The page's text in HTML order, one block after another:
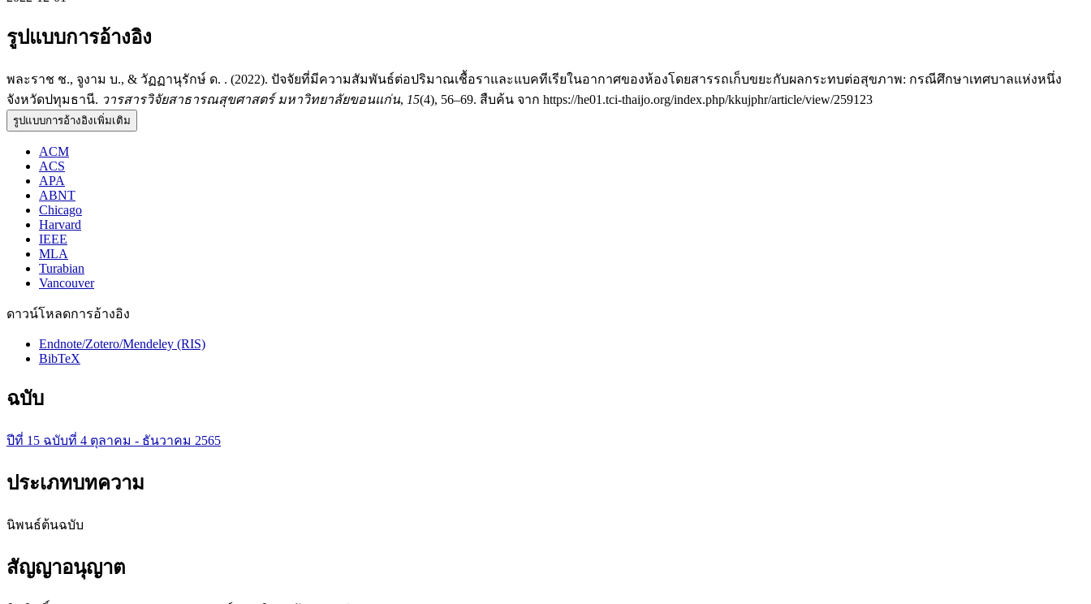
รูปแบบการอ้างอิง
พละราช ช., จูงาม บ., & วัฏฏานุรักษ์ ด. . (2022). ปัจจัยที่มีความสัมพันธ์ต่อปริมาณเชื้อราและแบคทีเรียในอากาศของห้องโดยสารรถเก็บขยะกับผลกระทบต่อสุขภาพ: กรณีศึกษาเทศบาลแห่งหนึ่ง
จังหวัดปทุมธานี. วารสารวิจัยสาธารณสุขศาสตร์ มหาวิทยาลัยขอนแก่น, 15(4), 56–69. สืบค้น จาก https://he01.tci-thaijo.org/index.php/kkujphr/article/view/259123
รูปแบบการอ้างอิงเพิ่มเติม
ACM
ACS
APA
ABNT
Chicago
Harvard
IEEE
MLA
Turabian
Vancouver
ดาวน์โหลดการอ้างอิง
Endnote/Zotero/Mendeley (RIS)
BibTeX
ฉบับ
ปีที่ 15 ฉบับที่ 4 ตุลาคม - ธันวาคม 2565
ประเภทบทความ
นิพนธ์ต้นฉบับ
สัญญาอนุญาต